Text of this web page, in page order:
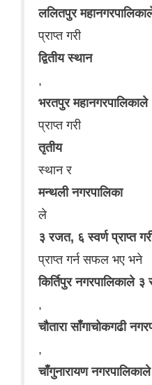
ललितपुर
प्राप्त गरी
द्वितीय स्थान
,
भरतपुर
प्राप्त गरी
तृतीय
स्थान र
मन्थली नगरपालिका
ले
३ रजत, ६ स्वर्ण प्राप्त
प्राप्त गर्न सफल भए भने
किर्तिपुर नगरपालिकाले
,
चौतारा साँगाचोकगढी
,
चाँगुनारायण